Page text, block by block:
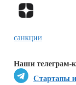
Наши телеграм-
Стартапы
санкции